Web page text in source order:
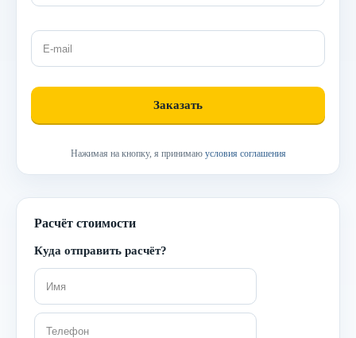
Нажимая на кнопку, я принимаю условия соглашения
Расчёт стоимости
Куда отправить расчёт?